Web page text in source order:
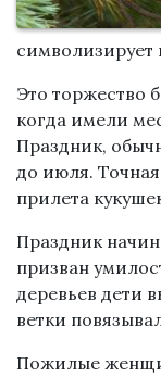
символизирует
Это торжество
когда имели
Праздник,
до июля.
прилета
Праздник
призван
деревьев дети
ветки
Пожилые